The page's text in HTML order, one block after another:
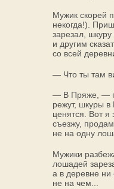
Мужик скорей
некогда!).
зарезал, шкуру
и другим
со всей
— Что ты там
— В Пряже, —
режут, шкуры в
ценятся. Вот я
съезжу,
не на одну
Мужики
лошадей
а в деревне
не на чем...